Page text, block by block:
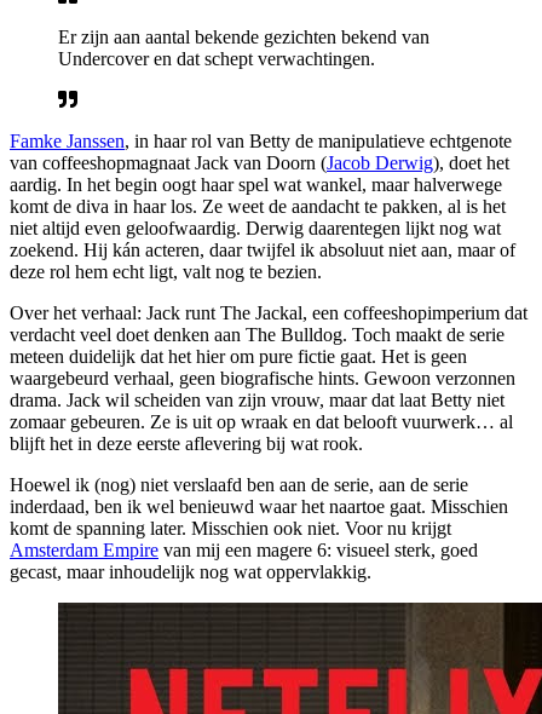
Er zijn aan aantal bekende gezichten bekend van
Undercover en dat schept verwachtingen.
Famke Janssen, in haar rol van Betty de manipulatieve echtgenote
van coffeeshopmagnaat Jack van Doorn (Jacob Derwig), doet het
aardig. In het begin oogt haar spel wat wankel, maar halverwege
komt de diva in haar los. Ze weet de aandacht te pakken, al is het
niet altijd even geloofwaardig. Derwig daarentegen lijkt nog wat
zoekend. Hij kán acteren, daar twijfel ik absoluut niet aan, maar of
deze rol hem echt ligt, valt nog te bezien.
Over het verhaal: Jack runt The Jackal, een coffeeshopimperium dat
verdacht veel doet denken aan The Bulldog. Toch maakt de serie
meteen duidelijk dat het hier om pure fictie gaat. Het is geen
waargebeurd verhaal, geen biografische hints. Gewoon verzonnen
drama. Jack wil scheiden van zijn vrouw, maar dat laat Betty niet
zomaar gebeuren. Ze is uit op wraak en dat belooft vuurwerk… al
blijft het in deze eerste aflevering bij wat rook.
Hoewel ik (nog) niet verslaafd ben aan de serie, aan de serie
inderdaad, ben ik wel benieuwd waar het naartoe gaat. Misschien
komt de spanning later. Misschien ook niet. Voor nu krijgt
Amsterdam Empire van mij een magere 6: visueel sterk, goed
gecast, maar inhoudelijk nog wat oppervlakkig.